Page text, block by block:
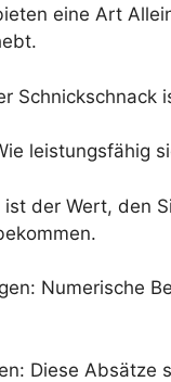
eine Art
leistungsfähig
der Wert, den
Numerische
Diese Absätze